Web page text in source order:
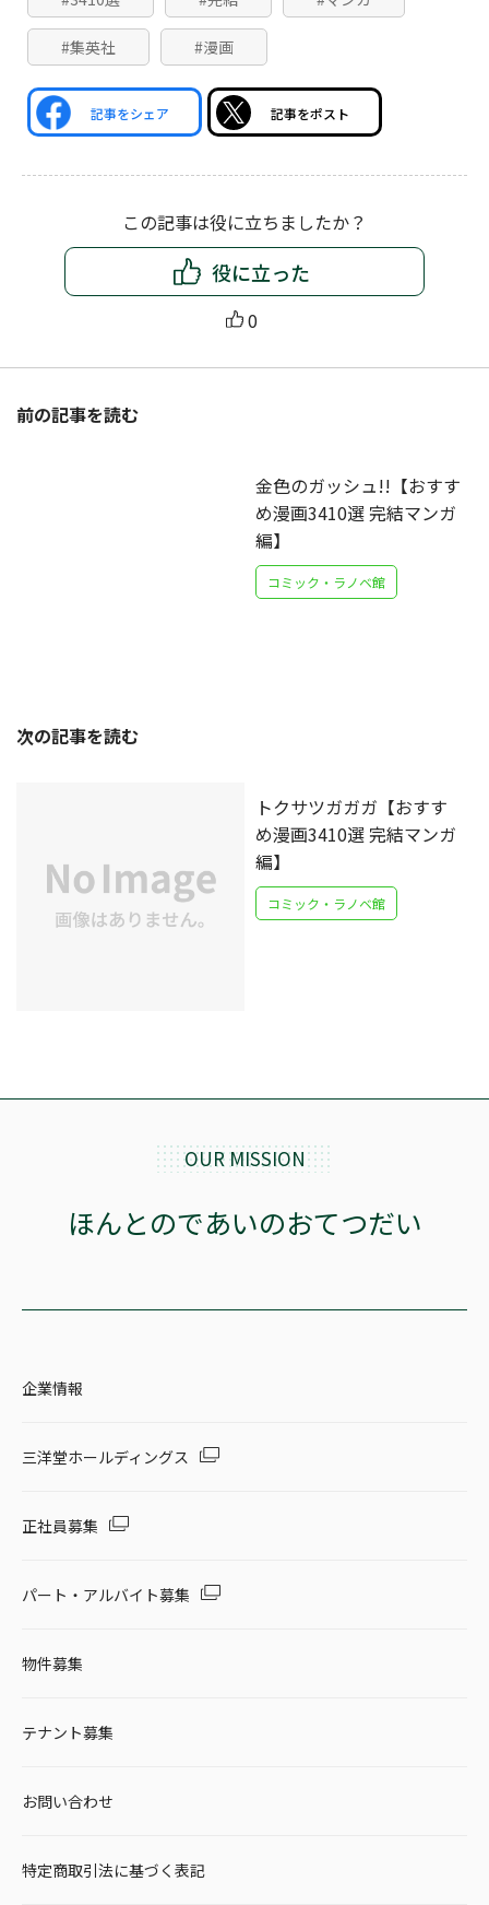
#集英社 #漫画
記事をシェア 記事をポスト
この記事は役に立ちましたか？
役に立った
0
前の記事を読む
金色のガッシュ!!【おすす
め漫画3410選 完結マンガ
編】
コミック・ラノベ館
次の記事を読む
トクサツガガガ【おすす
め漫画3410選 完結マンガ
編】
コミック・ラノベ館
OUR MISSION
ほんとのであいのおてつだい
企業情報
三洋堂ホールディングス
正社員募集
パート・アルバイト募集
物件募集
テナント募集
お問い合わせ
特定商取引法に基づく表記